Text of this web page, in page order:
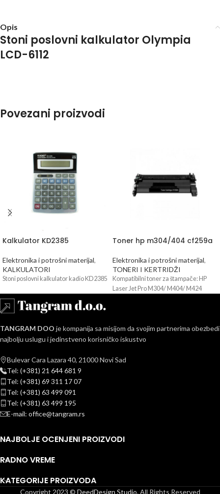
Opis
Stoni poslovni kalkulator Olympia
LCD-6112
Povezani proizvodi
Kalkulator KD2385
Elektronika i potrošni materijal,
KALKULATORI
Stoni poslovni kalkulator kadio KD2385
Toner hp m304/404 cf259a
Elektronika i potrošni materijal,
TONERI I KERTRIDŽI
Kompatibilni toner za štampače: HP
Laser Jet Pro M304/ M404/ M424
TANGRAM DOO je kompanija sa misijom da svojim partnerima obezbedi
najbolju uslugu i jedinstveno korisničko iskustvo
Bulevar Cara Lazara 40, 21000 Novi Sad
Tel: (+381) 21 644 681 9
Tel: (+381) 69 311 17 07
Tel: (+381) 63 499 091
Tel: (+381) 63 499 195
E-mail: office@tangram.rs
NAJBOLJE OCENJENI PROIZVODI
RADNO VREME
KATEGORIJE PROIZVODA
Copyright 2023 © DeedDesign Studio.All Rights Reserved